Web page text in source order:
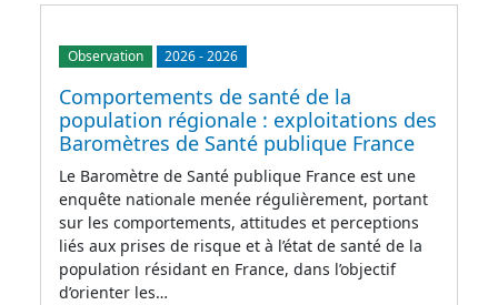
Observation 2026-2026
Comportements de santé de la
population régionale : exploitations des
Baromètres de Santé publique France
Le Baromètre de Santé publique France est une
enquête nationale menée régulièrement, portant
sur les comportements, attitudes et perceptions
liés aux prises de risque et à l’état de santé de la
population résidant en France, dans l’objectif
d’orienter les…